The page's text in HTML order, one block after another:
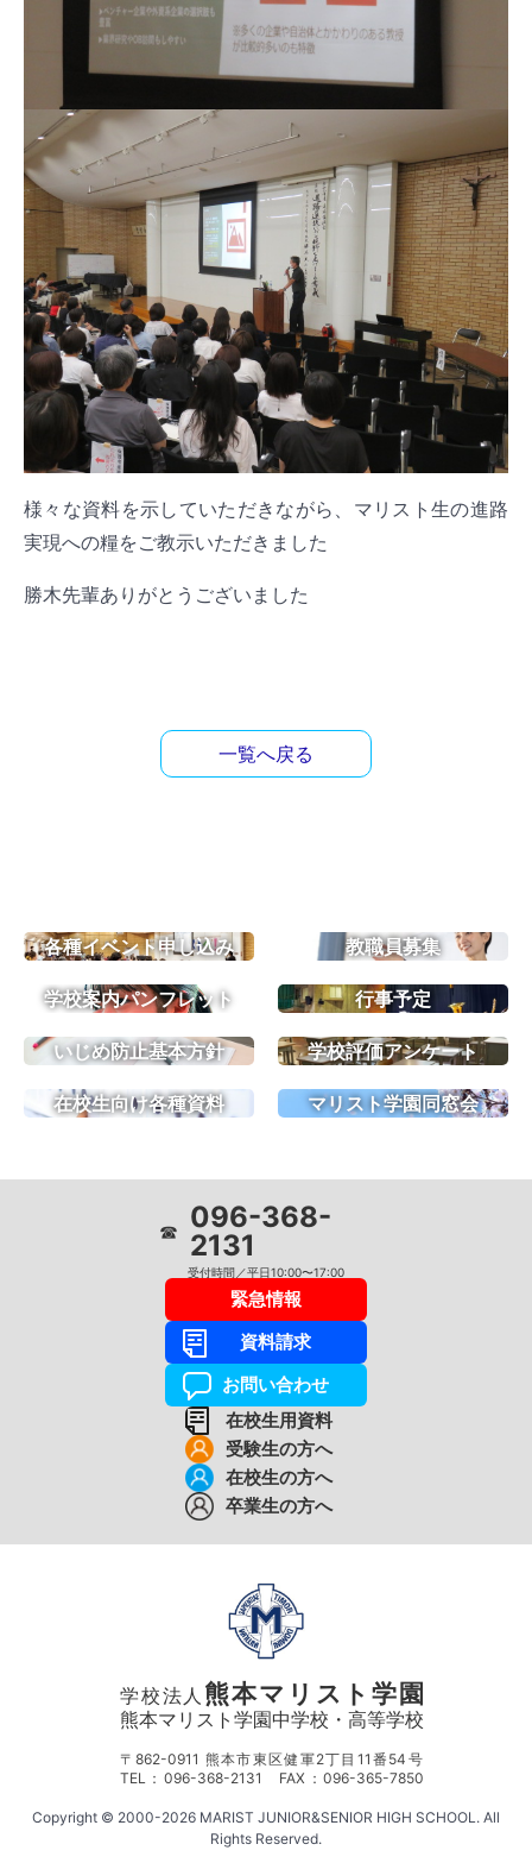
様々な資料を示していただきながら、マリスト生の進路
実現への糧をご教示いただきました
勝木先輩ありがとうございました
一覧へ戻る
各種イベント申し込み 教職員募集
学校案内パンフレット 行事予定
いじめ防止基本方針 学校評価アンケート
在校生向け各種資料 マリスト学園同窓会
☎ 096-368-
2131
受付時間／平日10:00〜17:00
緊急情報
資料請求
お問い合わせ
在校生用資料
受験生の方へ
在校生の方へ
卒業生の方へ
学校法人 熊本マリスト学園
熊本マリスト学園中学校・高等学校
〒862-0911 熊本市東区健軍2丁目11番54号
TEL：096-368-2131 FAX：096-365-7850
Copyright © 2000-2026 MARIST JUNIOR&SENIOR HIGH SCHOOL. All
Rights Reserved.